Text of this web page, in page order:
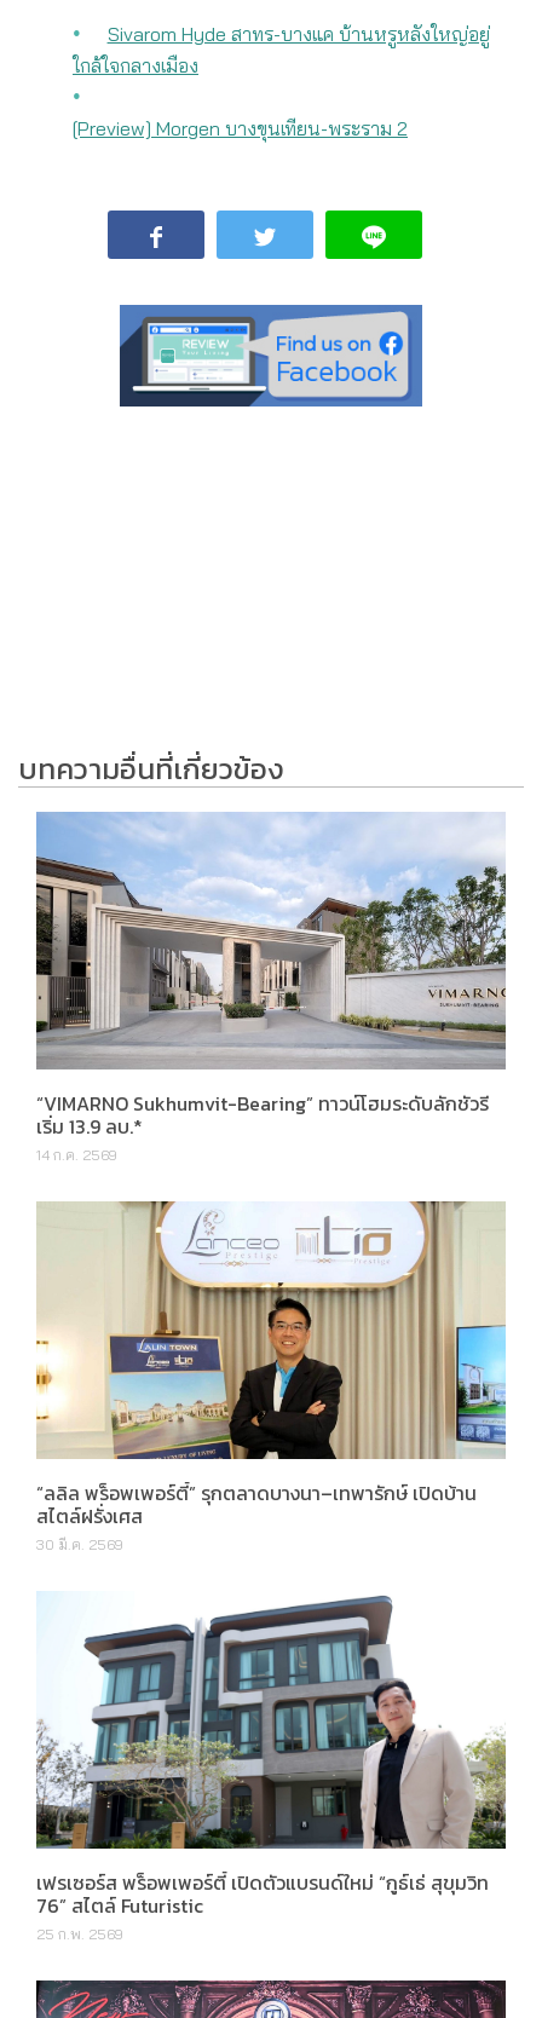
Sivarom Hyde สาทร-บางแค บ้านหรูหลังใหญ่อยู่
ใกล้ใจกลางเมือง
[Preview] Morgen บางขุนเทียน-พระราม 2
บทความอื่นที่เกี่ยวข้อง
“VIMARNO Sukhumvit-Bearing” ทาวน์โฮมระดับลักชัวรี
เริ่ม 13.9 ลบ.*
14 ก.ค. 2569
“ลลิล พร็อพเพอร์ตี้” รุกตลาดบางนา–เทพารักษ์ เปิดบ้าน
สไตล์ฝรั่งเศส
30 มี.ค. 2569
เฟรเซอร์ส พร็อพเพอร์ตี้ เปิดตัวแบรนด์ใหม่ “กูธ์เธ่ สุขุมวิท
76” สไตล์ Futuristic
25 ก.พ. 2569